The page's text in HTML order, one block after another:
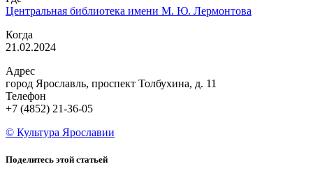
Центральная библиотека имени М. Ю. Лермонтова
Когда
21.02.2024
Адрес
город Ярославль, проспект Толбухина, д. 11
Телефон
+7 (4852) 21-36-05
© Культура Ярославии
Поделитесь этой статьей